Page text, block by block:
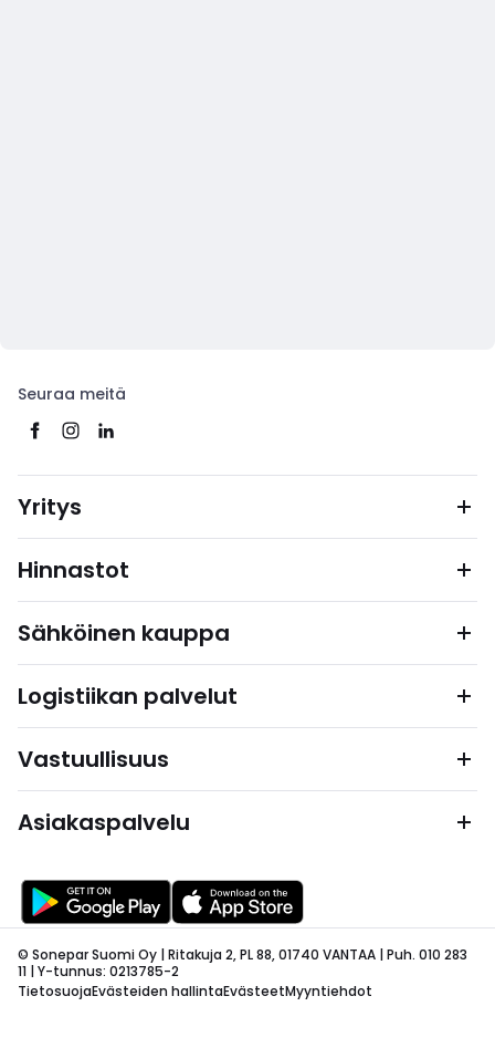
Seuraa meitä
Yritys
Hinnastot
Sähköinen kauppa
Logistiikan palvelut
Vastuullisuus
Asiakaspalvelu
© Sonepar Suomi Oy | Ritakuja 2, PL 88, 01740 VANTAA | Puh. 010 283
11 | Y-tunnus: 0213785-2
TietosuojaEvästeiden hallintaEvästeetMyyntiehdot